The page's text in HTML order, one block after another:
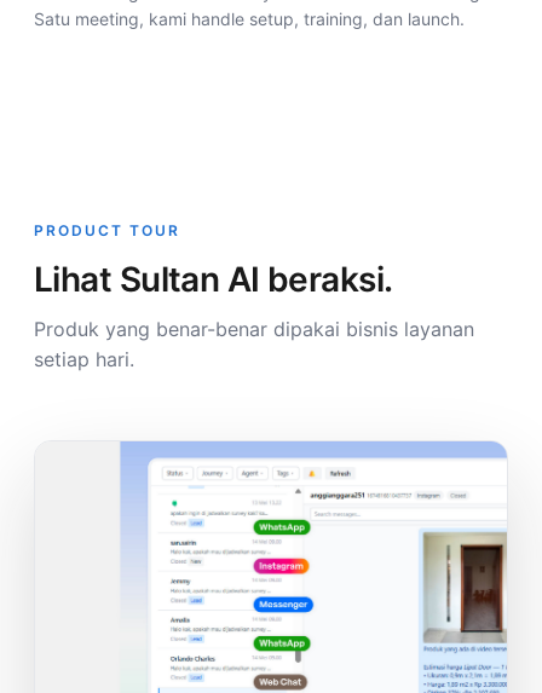
Satu meeting, kami handle setup, training, dan launch.
PRODUCT TOUR
Lihat Sultan AI beraksi.
Produk yang benar-benar dipakai bisnis layanan
setiap hari.